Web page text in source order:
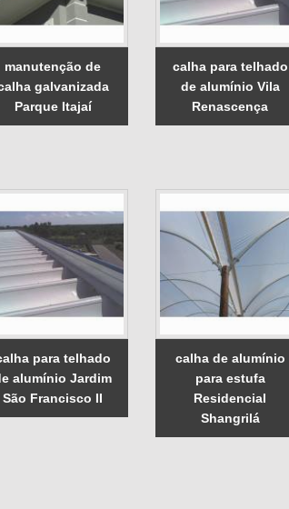
manutenção de
galvanizada
Parque Itajaí
calha para telhado
de alumínio Vila
Renascença
para telhado
alumínio Jardim
São Francisco II
calha de alumínio
para estufa
Residencial
Shangrilá